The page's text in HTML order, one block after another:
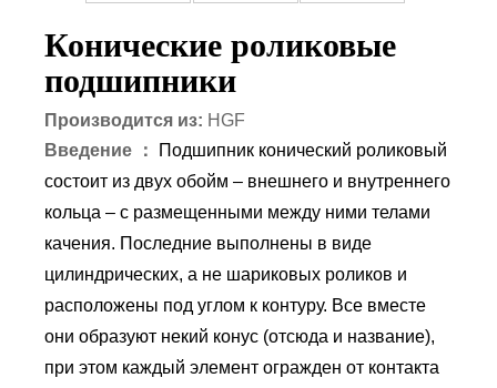
Конические роликовые
подшипники
Производится из: HGF
Введение ：
Подшипник конический роликовый
состоит из двух обойм – внешнего и внутреннего
кольца – с размещенными между ними телами
качения. Последние выполнены в виде
цилиндрических, а не шариковых роликов и
расположены под углом к контуру. Все вместе
они образуют некий конус (отсюда и название),
при этом каждый элемент огражден от контакта